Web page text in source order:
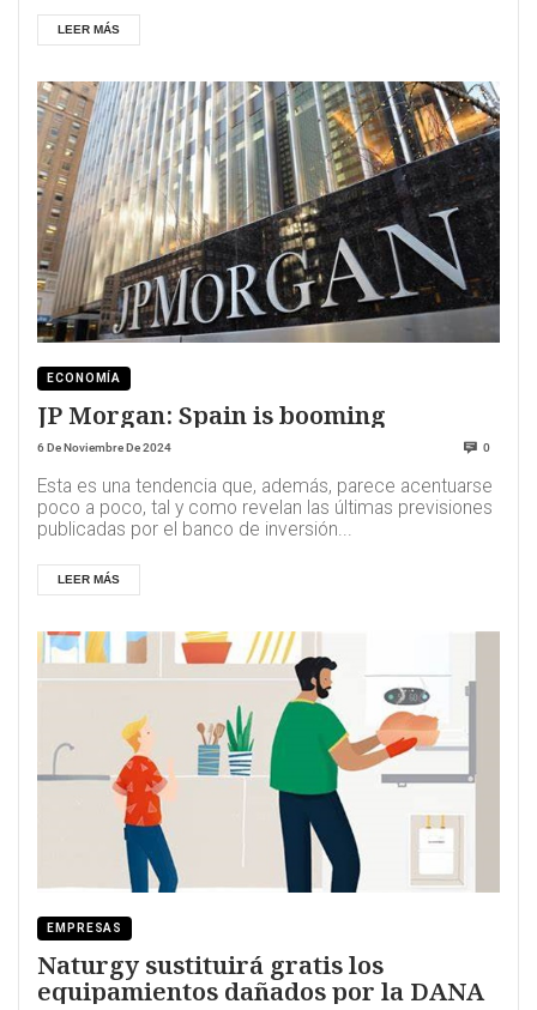
LEER MÁS
ECONOMÍA
JP Morgan: Spain is booming
6 De Noviembre De 2024 0
Esta es una tendencia que, además, parece acentuarse
poco a poco, tal y como revelan las últimas previsiones
publicadas por el banco de inversión...
LEER MÁS
EMPRESAS
Naturgy sustituirá gratis los
equipamientos dañados por la DANA